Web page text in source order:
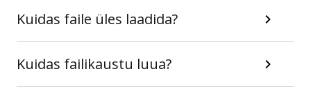
Kuidas faile üles laadida?
Kuidas failikaustu luua?